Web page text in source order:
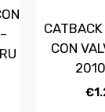
CON
€